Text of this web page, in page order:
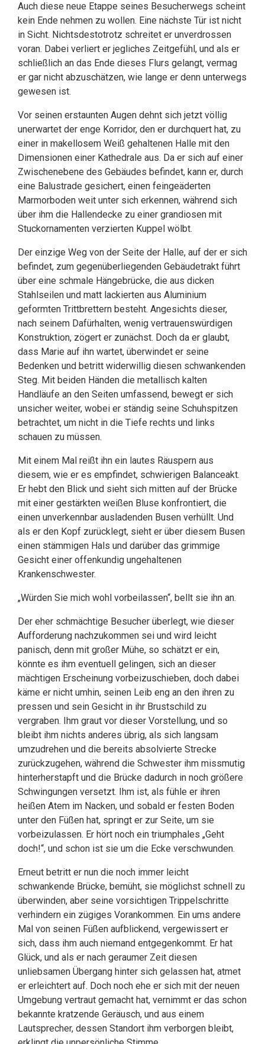
Auch diese neue Etappe seines Besucherwegs scheint
kein Ende nehmen zu wollen. Eine nächste Tür ist nicht
in Sicht. Nichtsdestotrotz schreitet er unverdrossen
voran. Dabei verliert er jegliches Zeitgefühl, und als er
schließlich an das Ende dieses Flurs gelangt, vermag
er gar nicht abzuschätzen, wie lange er denn unterwegs
gewesen ist.
Vor seinen erstaunten Augen dehnt sich jetzt völlig
unerwartet der enge Korridor, den er durchquert hat, zu
einer in makellosem Weiß gehaltenen Halle mit den
Dimensionen einer Kathedrale aus. Da er sich auf einer
Zwischenebene des Gebäudes befindet, kann er, durch
eine Balustrade gesichert, einen feingeäderten
Marmorboden weit unter sich erkennen, während sich
über ihm die Hallendecke zu einer grandiosen mit
Stuckornamenten verzierten Kuppel wölbt.
Der einzige Weg von der Seite der Halle, auf der er sich
befindet, zum gegenüberliegenden Gebäudetrakt führt
über eine schmale Hängebrücke, die aus dicken
Stahlseilen und matt lackierten aus Aluminium
geformten Trittbrettern besteht. Angesichts dieser,
nach seinem Dafürhalten, wenig vertrauenswürdigen
Konstruktion, zögert er zunächst. Doch da er glaubt,
dass Marie auf ihn wartet, überwindet er seine
Bedenken und betritt widerwillig diesen schwankenden
Steg. Mit beiden Händen die metallisch kalten
Handläufe an den Seiten umfassend, bewegt er sich
unsicher weiter, wobei er ständig seine Schuhspitzen
betrachtet, um nicht in die Tiefe rechts und links
schauen zu müssen.
Mit einem Mal reißt ihn ein lautes Räuspern aus
diesem, wie er es empfindet, schwierigen Balanceakt.
Er hebt den Blick und sieht sich mitten auf der Brücke
mit einer gestärkten weißen Bluse konfrontiert, die
einen unverkennbar ausladenden Busen verhüllt. Und
als er den Kopf zurücklegt, sieht er über diesem Busen
einen stämmigen Hals und darüber das grimmige
Gesicht einer offenkundig ungehaltenen
Krankenschwester.
„Würden Sie mich wohl vorbeilassen“, bellt sie ihn an.
Der eher schmächtige Besucher überlegt, wie dieser
Aufforderung nachzukommen sei und wird leicht
panisch, denn mit großer Mühe, so schätzt er ein,
könnte es ihm eventuell gelingen, sich an dieser
mächtigen Erscheinung vorbeizuschieben, doch dabei
käme er nicht umhin, seinen Leib eng an den ihren zu
pressen und sein Gesicht in ihr Brustschild zu
vergraben. Ihm graut vor dieser Vorstellung, und so
bleibt ihm nichts anderes übrig, als sich langsam
umzudrehen und die bereits absolvierte Strecke
zurückzugehen, während die Schwester ihm missmutig
hinterherstapft und die Brücke dadurch in noch größere
Schwingungen versetzt. Ihm ist, als fühle er ihren
heißen Atem im Nacken, und sobald er festen Boden
unter den Füßen hat, springt er zur Seite, um sie
vorbeizulassen. Er hört noch ein triumphales „Geht
doch!“, und schon ist sie um die Ecke verschwunden.
Erneut betritt er nun die noch immer leicht
schwankende Brücke, bemüht, sie möglichst schnell zu
überwinden, aber seine vorsichtigen Trippelschritte
verhindern ein zügiges Vorankommen. Ein ums andere
Mal von seinen Füßen aufblickend, vergewissert er
sich, dass ihm auch niemand entgegenkommt. Er hat
Glück, und als er nach geraumer Zeit diesen
unliebsamen Übergang hinter sich gelassen hat, atmet
er erleichtert auf. Doch noch ehe er sich mit der neuen
Umgebung vertraut gemacht hat, vernimmt er das schon
bekannte kratzende Geräusch, und aus einem
Lautsprecher, dessen Standort ihm verborgen bleibt,